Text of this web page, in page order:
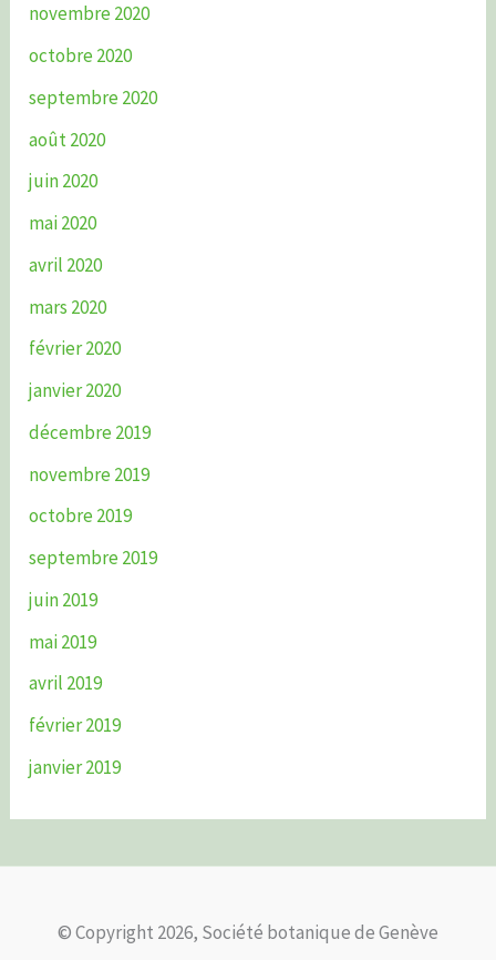
novembre 2020
octobre 2020
septembre 2020
août 2020
juin 2020
mai 2020
avril 2020
mars 2020
février 2020
janvier 2020
décembre 2019
novembre 2019
octobre 2019
septembre 2019
juin 2019
mai 2019
avril 2019
février 2019
janvier 2019
© Copyright 2026, Société botanique de Genève